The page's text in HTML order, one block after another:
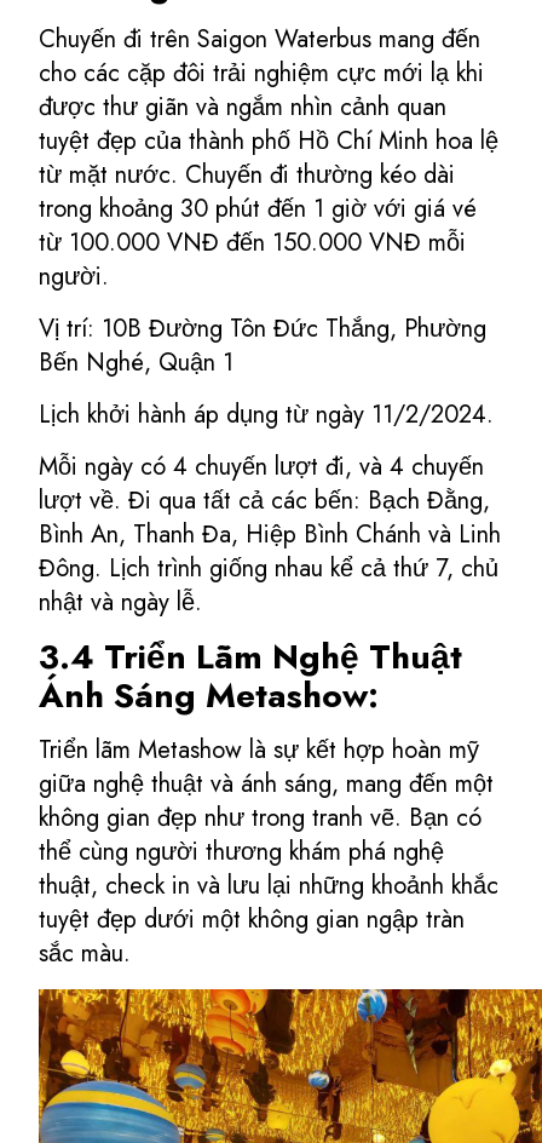
Chuyến đi trên Saigon Waterbus mang đến
cho các cặp đôi trải nghiệm cực mới lạ khi
được thư giãn và ngắm nhìn cảnh quan
tuyệt đẹp của thành phố Hồ Chí Minh hoa lệ
từ mặt nước. Chuyến đi thường kéo dài
trong khoảng 30 phút đến 1 giờ với giá vé
từ 100.000 VNĐ đến 150.000 VNĐ mỗi
người.
Vị trí: 10B Đường Tôn Đức Thắng, Phường
Bến Nghé, Quận 1
Lịch khởi hành áp dụng từ ngày 11/2/2024.
Mỗi ngày có 4 chuyến lượt đi, và 4 chuyến
lượt về. Đi qua tất cả các bến: Bạch Đằng,
Bình An, Thanh Đa, Hiệp Bình Chánh và Linh
Đông. Lịch trình giống nhau kể cả thứ 7, chủ
nhật và ngày lễ.
3.4 Triển Lãm Nghệ Thuật
Ánh Sáng Metashow:
Triển lãm Metashow là sự kết hợp hoàn mỹ
giữa nghệ thuật và ánh sáng, mang đến một
không gian đẹp như trong tranh vẽ. Bạn có
thể cùng người thương khám phá nghệ
thuật, check in và lưu lại những khoảnh khắc
tuyệt đẹp dưới một không gian ngập tràn
sắc màu.